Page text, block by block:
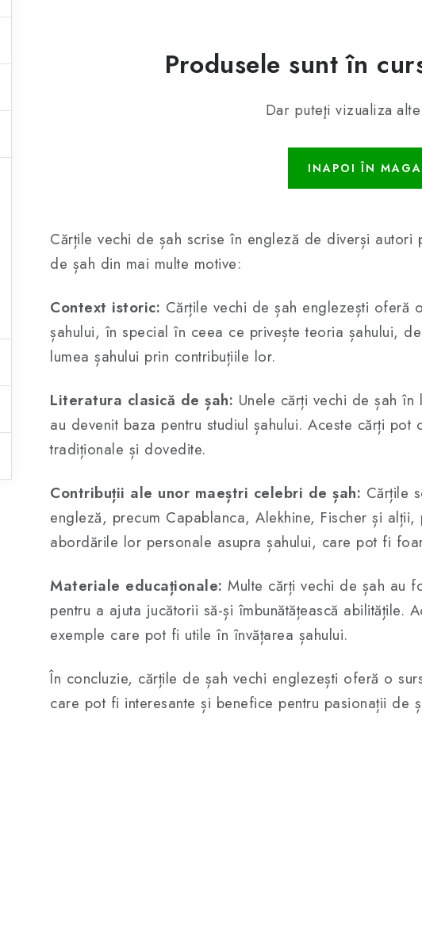
Produsele sunt în
Dar puteţi vizualiza
INAPOI ÎN
Cărțile vechi de șah scrise în engleză de diverși
de șah din mai multe motive:
Context istoric: Cărțile vechi de șah englezești oferă
șahului, în special în ceea ce privește teoria șahului,
lumea șahului prin contribuțiile lor.
Literatura clasică de șah: Unele cărți vechi de șah
au devenit baza pentru studiul șahului. Aceste cărți
tradiționale și dovedite.
Contribuții ale unor maeștri celebri de șah: Cărțile
engleză, precum Capablanca, Alekhine, Fischer și
abordările lor personale asupra șahului, care pot fi
Materiale educaționale: Multe cărți vechi de șah au
pentru a ajuta jucătorii să-și îmbunătățească abilitățile.
exemple care pot fi utile în învățarea șahului.
În concluzie, cărțile de șah vechi englezești oferă o
care pot fi interesante și benefice pentru pasionații de